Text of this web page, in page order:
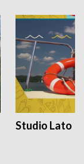
Studio Lato